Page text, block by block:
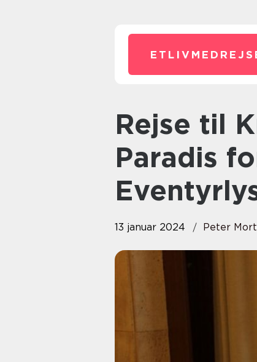
Rejse til Kreta All Inclusive: Et
Paradis
13 januar 2024 Peter